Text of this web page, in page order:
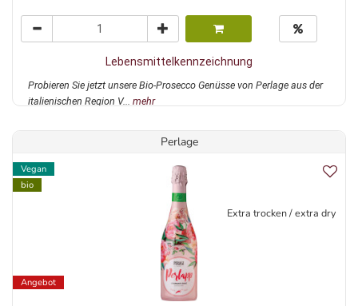
Lebensmittelkennzeichnung
Probieren Sie jetzt unsere Bio-Prosecco Genüsse von Perlage aus der
italienischen Region V... mehr
Perlage
Vegan
bio
Angebot
Extra trocken / extra dry